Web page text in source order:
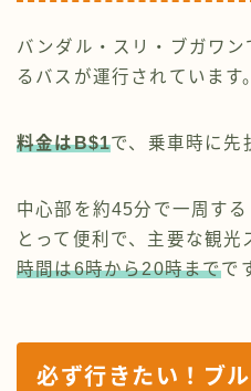
バンダル・スリ・ブガワ
るバスが運行されています
料金はB$1で、乗車時に先
中心部を約45分で一周する
とって便利で、主要な観
時間は6時から20時までで
必ず行きたい！ ブ